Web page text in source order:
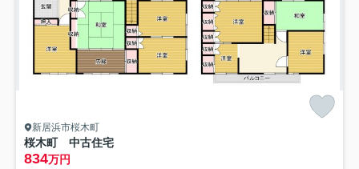
新居浜市桜木町
桜木町 中古住宅
834万円